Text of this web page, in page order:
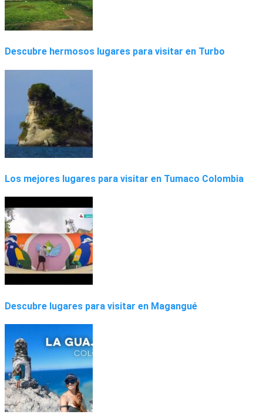
Descubre hermosos lugares para visitar en Turbo
Los mejores lugares para visitar en Tumaco Colombia
Descubre lugares para visitar en Magangué